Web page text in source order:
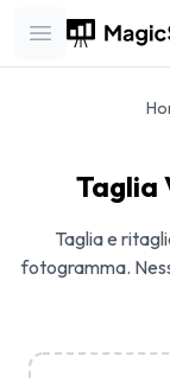
Open main
Taglia
Taglia e
fotogramma.